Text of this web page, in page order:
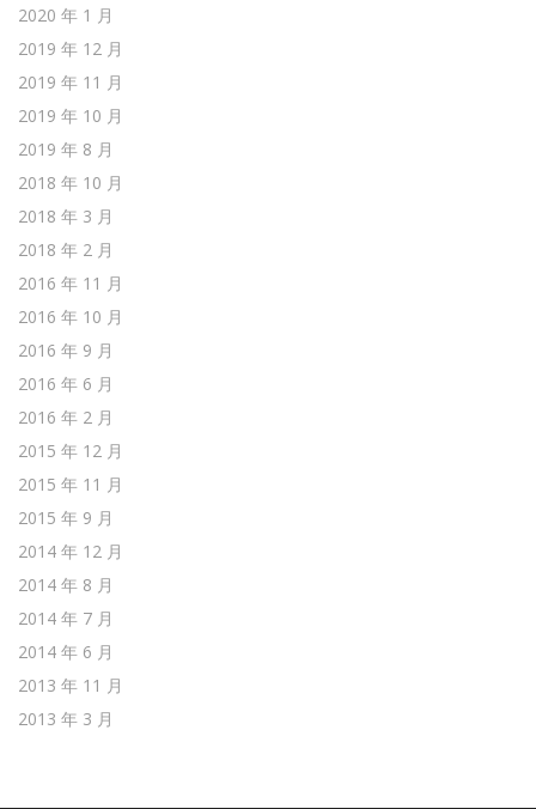
2020 年 1 月
2019 年 12 月
2019 年 11 月
2019 年 10 月
2019 年 8 月
2018 年 10 月
2018 年 3 月
2018 年 2 月
2016 年 11 月
2016 年 10 月
2016 年 9 月
2016 年 6 月
2016 年 2 月
2015 年 12 月
2015 年 11 月
2015 年 9 月
2014 年 12 月
2014 年 8 月
2014 年 7 月
2014 年 6 月
2013 年 11 月
2013 年 3 月